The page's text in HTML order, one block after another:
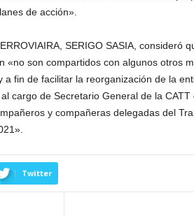
de acción».
SERIGO SASIA, consideró
«no son compartidos con algunos otros
fin de facilitar la reorganización de la
cargo de Secretario General de la CATT
y compañeras delegadas del
Twitter